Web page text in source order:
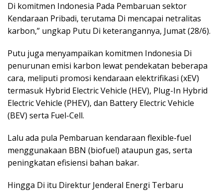
Di komitmen Indonesia Pada Pembaruan sektor
Kendaraan Pribadi, terutama Di mencapai netralitas
karbon,” ungkap Putu Di keterangannya, Jumat (28/6).
Putu juga menyampaikan komitmen Indonesia Di
penurunan emisi karbon lewat pendekatan beberapa
cara, meliputi promosi kendaraan elektrifikasi (xEV)
termasuk Hybrid Electric Vehicle (HEV), Plug-In Hybrid
Electric Vehicle (PHEV), dan Battery Electric Vehicle
(BEV) serta Fuel-Cell.
Lalu ada pula Pembaruan kendaraan flexible-fuel
menggunakaan BBN (biofuel) ataupun gas, serta
peningkatan efisiensi bahan bakar.
Hingga Di itu Direktur Jenderal Energi Terbaru